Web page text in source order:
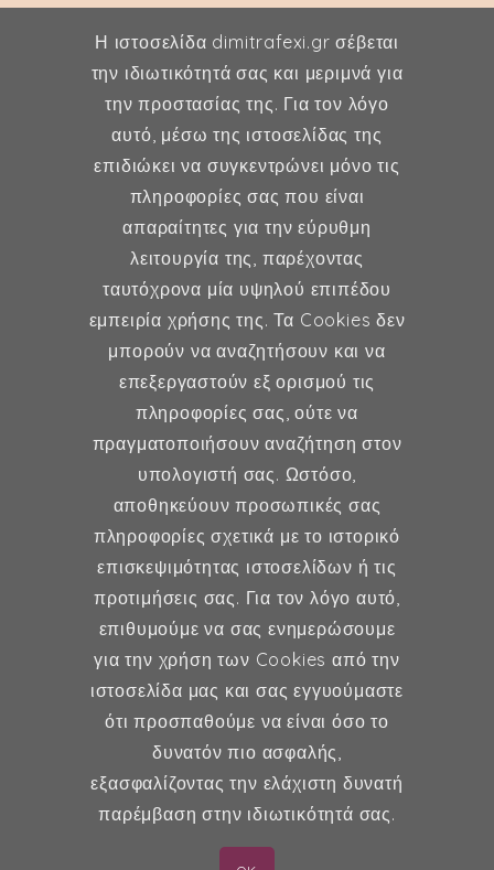
Δήμητρα Φέξη
MD, MSc, FMH
Μαιευτήρας - Χειρουργός
Γυναικολόγος
Μέλος ESHRE, ISA, FMH
Γυναικολογία
Υποβοηθούμενη Αναπαραγωγή
Μαιευτική
Επικοινωνία
Κερασούντος 5, Αθήνα 115 28
(30) 211 42 33 309
fexidr@gmail.com
Η ιστοσελίδα dimitrafexi.gr σέβεται
την ιδιωτικότητά σας και μεριμνά για
την προστασίας της. Για τον λόγο
αυτό, μέσω της ιστοσελίδας της
επιδιώκει να συγκεντρώνει μόνο τις
πληροφορίες σας που είναι
απαραίτητες για την εύρυθμη
λειτουργία της, παρέχοντας
ταυτόχρονα μία υψηλού επιπέδου
εμπειρία χρήσης της. Τα Cookies δεν
μπορούν να αναζητήσουν και να
επεξεργαστούν εξ ορισμού τις
πληροφορίες σας, ούτε να
πραγματοποιήσουν αναζήτηση στον
υπολογιστή σας. Ωστόσο,
αποθηκεύουν προσωπικές σας
πληροφορίες σχετικά με το ιστορικό
επισκεψιμότητας ιστοσελίδων ή τις
προτιμήσεις σας. Για τον λόγο αυτό,
επιθυμούμε να σας ενημερώσουμε
για την χρήση των Cookies από την
ιστοσελίδα μας και σας εγγυούμαστε
ότι προσπαθούμε να είναι όσο το
δυνατόν πιο ασφαλής,
εξασφαλίζοντας την ελάχιστη δυνατή
παρέμβαση στην ιδιωτικότητά σας.